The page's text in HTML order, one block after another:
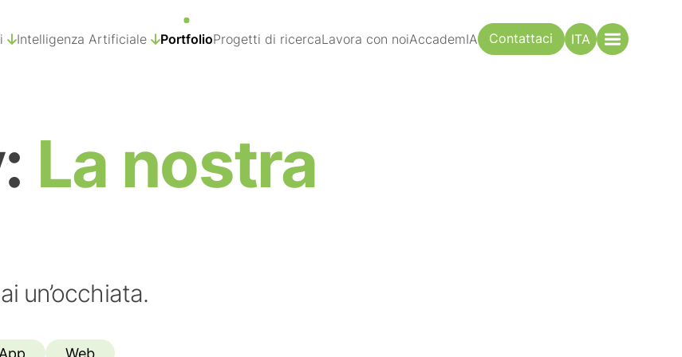
Intelligenza Artificiale PortfolioProgetti di ricercaLavora con noiAccademIA Contattaci ITA
La nostra
un’occhiata.
App Web